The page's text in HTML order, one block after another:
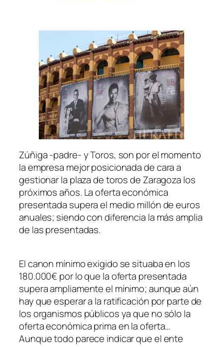
Zúñiga -padre- y Toros, son por el momento
la empresa mejor posicionada de cara a
gestionar la plaza de toros de Zaragoza los
próximos años. La oferta económica
presentada supera el medio millón de euros
anuales; siendo con diferencia la más amplia
de las presentadas.
El canon mínimo exigido se situaba en los
180.000€ por lo que la oferta presentada
supera ampliamente el mínimo; aunque aún
hay que esperar a la ratificación por parte de
los organismos públicos ya que no sólo la
oferta económica prima en la oferta…
Aunque todo parece indicar que el ente